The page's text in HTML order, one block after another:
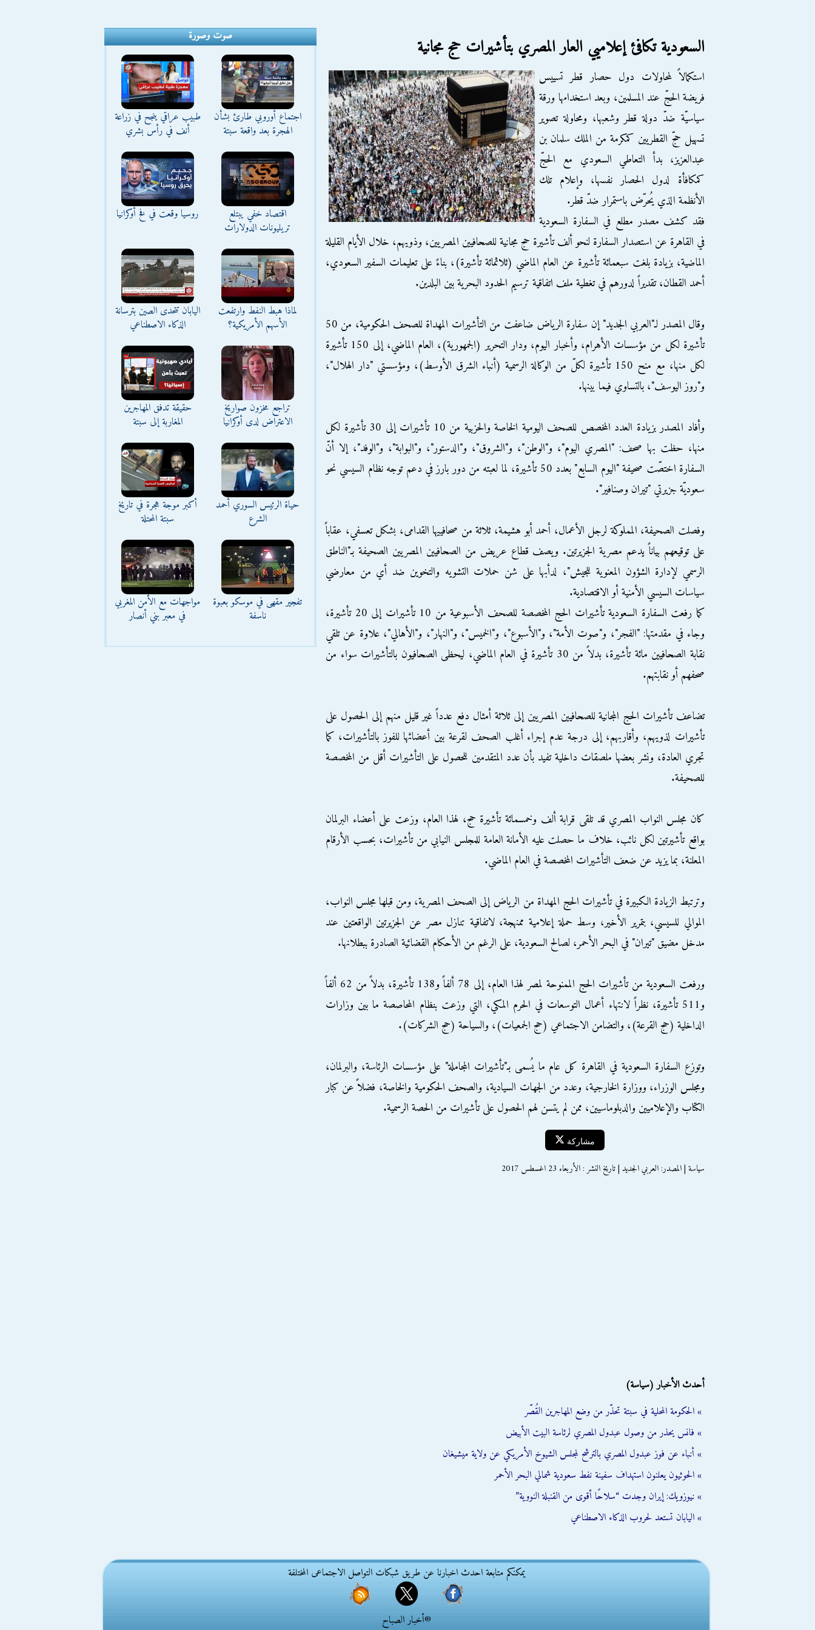
السعودية تكافئ إعلاميي العار المصري بتأشيرات حج مجانية
استكمالاً لمحاولات دول حصار قطر تسييس
فريضة الحجّ عند المسلمين، وبعد استخدامها ورقة
سياسيّة ضدّ دولة قطر وشعبها، ومحاولة تصوير
تسهيل حجّ القطريين كمكرمة من الملك سلمان بن
عبدالعزيز، بدأ التعاطي السعودي مع الحجّ
كمكافأة لدول الحصار نفسها، وإعلام تلك
الأنظمة الذي يُحرّض باستمرار ضدّ قطر.
فقد كشف مصدر مطلع في السفارة السعودية
في القاهرة عن استصدار السفارة لنحو ألف تأشيرة حج مجانية للصحافيين المصريين، وذويهم، خلال الأيام القليلة
الماضية، بزيادة بلغت سبعمائة تأشيرة عن العام الماضي (ثلاثمائة تأشيرة)، بناءً على تعليمات السفير السعودي،
أحمد القطان، تقديراً لدورهم في تغطية ملف اتفاقية ترسيم الحدود البحرية بين البلدين.
وقال المصدر لـ"العربي الجديد" إن سفارة الرياض ضاعفت من التأشيرات المهداة للصحف الحكومية، من 50
تأشيرة لكل من مؤسسات الأهرام، وأخبار اليوم، ودار التحرير (الجمهورية)، العام الماضي، إلى 150 تأشيرة
لكل منها، مع منح 150 تأشيرة لكلّ من الوكالة الرسمية (أنباء الشرق الأوسط)، ومؤسستي "دار الهلال"،
و"روز اليوسف"، بالتساوي فيما بينها.
وأفاد المصدر بزيادة العدد المخصص للصحف اليومية الخاصة والحزبية من 10 تأشيرات إلى 30 تأشيرة لكل
منها، حظت بها صحف: "المصري اليوم"، و"الوطن"، و"الشروق"، و"الدستور"، و"البوابة"، و"الوفد"، إلا أنّ
السفارة اختصّت صحيفة "اليوم السابع" بعدد 50 تأشيرة، لما لعبته من دور بارز في دعم توجه نظام السيسي نحو
سعوديّة جزيرتي "تيران وصنافير".
وفصلت الصحيفة، المملوكة لرجل الأعمال، أحمد أبو هشيمة، ثلاثة من صحافييها القدامى، بشكل تعسفي، عقاباً
على توقيعهم بياناً يدعم مصرية الجزيرتين. ويصف قطاع عريض من الصحافيين المصريين الصحيفة بـ"الناطق
الرسمي لإدارة الشؤون المعنوية للجيش"، لدأبها على شن حملات التشويه والتخوين ضد أي من معارضي
سياسات السيسي الأمنية أو الاقتصادية.
كما رفعت السفارة السعودية تأشيرات الحج المخصصة للصحف الأسبوعية من 10 تأشيرات إلى 20 تأشيرة،
وجاء في مقدمتها: "الفجر"، و"صوت الأمة"، و"الأسبوع"، و"الخميس"، و"النهار"، و"الأهالي"، علاوة عن تلقي
نقابة الصحافيين مائة تأشيرة، بدلاً من 30 تأشيرة في العام الماضي، ليحظى الصحافيون بالتأشيرات سواء من
صحفهم أو نقابتهم.
تضاعف تأشيرات الحج المجانية للصحافيين المصريين إلى ثلاثة أمثال دفع عدداً غير قليل منهم إلى الحصول على
تأشيرات لذويهم، وأقاربهم، إلى درجة عدم إجراء أغلب الصحف لقرعة بين أعضائها للفوز بالتأشيرات، كما
تجري العادة، ونشر بعضها ملصقات داخلية تفيد بأن عدد المتقدمين للحصول على التأشيرات أقل من المخصصة
للصحيفة.
كان مجلس النواب المصري قد تلقى قرابة ألف وخمسمائة تأشيرة حج، لهذا العام، وزعت على أعضاء البرلمان
بواقع تأشيرتين لكل نائب، خلاف ما حصلت عليه الأمانة العامة للمجلس النيابي من تأشيرات، بحسب الأرقام
المعلنة، بما يزيد عن ضعف التأشيرات المخصصة في العام الماضي.
وترتبط الزيادة الكبيرة في تأشيرات الحج المهداة من الرياض إلى الصحف المصرية، ومن قبلها مجلس النواب،
الموالي للسيسي، بتمرير الأخير، وسط حملة إعلامية ممنهجة، لاتفاقية تنازل مصر عن الجزيرتين الواقعتين عند
مدخل مضيق "تيران" في البحر الأحمر، لصالح السعودية، على الرغم من الأحكام القضائية الصادرة ببطلانها.
ورفعت السعودية من تأشيرات الحج الممنوحة لمصر لهذا العام، إلى 78 ألفاً و138 تأشيرة، بدلاً من 62 ألفاً
و511 تأشيرة، نظراً لانتهاء أعمال التوسعات في الحرم المكي، التي وزعت بنظام المحاصصة ما بين وزارات
الداخلية (حج القرعة)، والتضامن الاجتماعي (حج الجمعيات)، والسياحة (حج الشركات).
وتوزع السفارة السعودية في القاهرة كل عام ما يُسمى بـ"تأشيرات المجاملة" على مؤسسات الرئاسة، والبرلمان،
ومجلس الوزراء، ووزارة الخارجية، وعدد من الجهات السيادية، والصحف الحكومية والخاصة، فضلاً عن كبار
الكتاب والإعلاميين والدبلوماسيين، ممن لم يتسن لهم الحصول على تأشيرات من الحصة الرسمية.
مشاركة
سياسة | المصدر: العربي الجديد | تاريخ النشر : الأربعاء 23 اغسطس 2017
أحدث الأخبار (سياسة)
» الحكومة المحلية في سبتة تحذّر من وضع المهاجرين القُصّر
» فانس يحذر من وصول عبدول المصري لرئاسة البيت الأبيض
» أنباء عن فوز عبدول المصري بالترشح لمجلس الشيوخ الأمريكي عن ولاية ميشيغان
» الحوثيون يعلنون استهداف سفينة نفط سعودية شمالي البحر الأحمر
» نيوزويك: إيران وجدت “سلاحًا أقوى من القنبلة النووية”
» اليابان تستعد لحروب الذكاء الاصطناعي
صوت وصورة
اجتماع أوروبي طارئ بشأن
الهجرة بعد واقعة سبتة
طبيب عراقي ينجح في زراعة
أنف في رأس بشري
اقتصاد خفي يبتلع
تريليونات الدولارات
روسيا وقعت في فخ أوكرانيا
لماذا هبط النفط وارتفعت
الأسهم الأمريكية؟
اليابان تتحدى الصين بترسانة
الذكاء الاصطناعي
تراجع مخزون صواريخ
الاعتراض لدى أوكرانيا
حقيقة تدفق المهاجرين
المغاربة إلى سبتة
حياة الرئيس السوري أحمد
الشرع
أكبر موجة هجرة في تاريخ
سبتة المحتلة
تفجير مقهى في موسكو بعبوة
ناسفة
مواجهات مع الأمن المغربي
في معبر بني أنصار
يمكنكم متابعة احدث اخبارنا عن طريق شبكات التواصل الاجتماعى المختلفة
®أخبار الصباح